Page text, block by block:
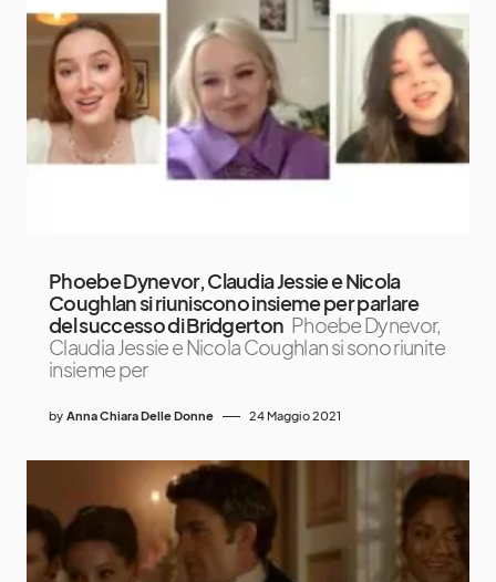
Phoebe Dynevor, Claudia Jessie e Nicola
Coughlan si riuniscono insieme per parlare
del successo di Bridgerton Phoebe Dynevor,
Claudia Jessie e Nicola Coughlan si sono riunite
insieme per
by Anna Chiara Delle Donne 24 Maggio 2021